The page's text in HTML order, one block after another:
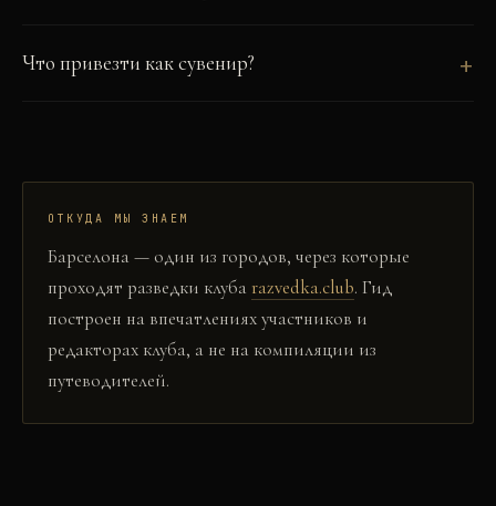
Что привезти как сувенир?
ОТКУДА МЫ ЗНАЕМ
Барселона — один из городов, через которые
проходят разведки клуба razvedka.club. Гид
построен на впечатлениях участников и
редакторах клуба, а не на компиляции из
путеводителей.